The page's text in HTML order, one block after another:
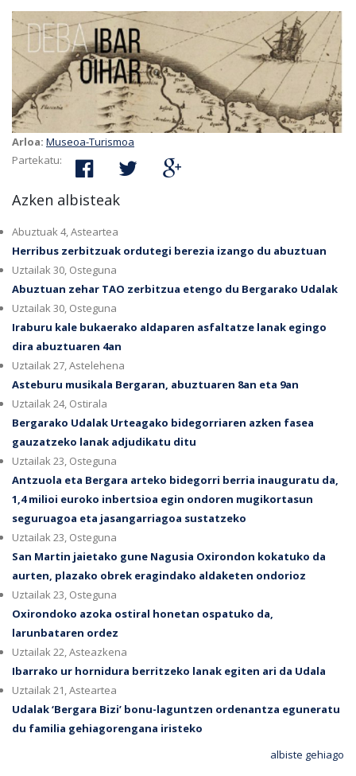
Arloa: Museoa-Turismoa
Partekatu:
Azken albisteak
Abuztuak 4, Asteartea
Herribus zerbitzuak ordutegi berezia izango du abuztuan
Uztailak 30, Osteguna
Abuztuan zehar TAO zerbitzua etengo du Bergarako Udalak
Uztailak 30, Osteguna
Iraburu kale bukaerako aldaparen asfaltatze lanak egingo
dira abuztuaren 4an
Uztailak 27, Astelehena
Asteburu musikala Bergaran, abuztuaren 8an eta 9an
Uztailak 24, Ostirala
Bergarako Udalak Urteagako bidegorriaren azken fasea
gauzatzeko lanak adjudikatu ditu
Uztailak 23, Osteguna
Antzuola eta Bergara arteko bidegorri berria inauguratu da,
1,4 milioi euroko inbertsioa egin ondoren mugikortasun
seguruagoa eta jasangarriagoa sustatzeko
Uztailak 23, Osteguna
San Martin jaietako gune Nagusia Oxirondon kokatuko da
aurten, plazako obrek eragindako aldaketen ondorioz
Uztailak 23, Osteguna
Oxirondoko azoka ostiral honetan ospatuko da,
larunbataren ordez
Uztailak 22, Asteazkena
Ibarrako ur hornidura berritzeko lanak egiten ari da Udala
Uztailak 21, Asteartea
Udalak ‘Bergara Bizi’ bonu-laguntzen ordenantza eguneratu
du familia gehiagorengana iristeko
albiste gehiago